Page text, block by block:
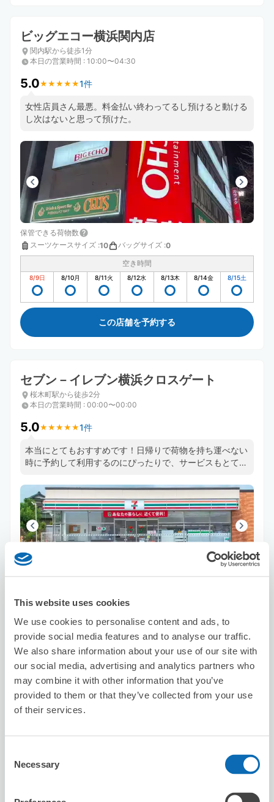
This website uses cookies
We use cookies to personalise content and ads, to
provide social media features and to analyse our traffic.
We also share information about your use of our site with
our social media, advertising and analytics partners who
may combine it with other information that you’ve
provided to them or that they’ve collected from your use
of their services.
Selection
Necessary
ビッグエコー横浜関内店
関内駅から徒歩1分
本日の営業時間 : 10:00〜04:30
5.0★ ★ ★ ★ ★
★ ★ ★ ★ ★1件
女性店員さん最悪。料金払い終わってるし預けると動ける
し次はないと思って預けた。
保管できる荷物数
スーツケースサイズ :10 バッグサイズ :0
空き時間
8/9日 8/10月 8/11火 8/12水 8/13木 8/14金 8/15土
この店舗を予約する
セブン－イレブン横浜クロスゲート
桜木町駅から徒歩2分
本日の営業時間 : 00:00〜00:00
5.0★ ★ ★ ★ ★
★ ★ ★ ★ ★1件
本当にとてもおすすめです！日帰りで荷物を持ち運べない
時に予約して利用するのにぴったりで、サービスもとても
空き時間
8/9日 8/10月 8/11火 8/12水 8/13木 8/14金 8/15
この店舗を予約する